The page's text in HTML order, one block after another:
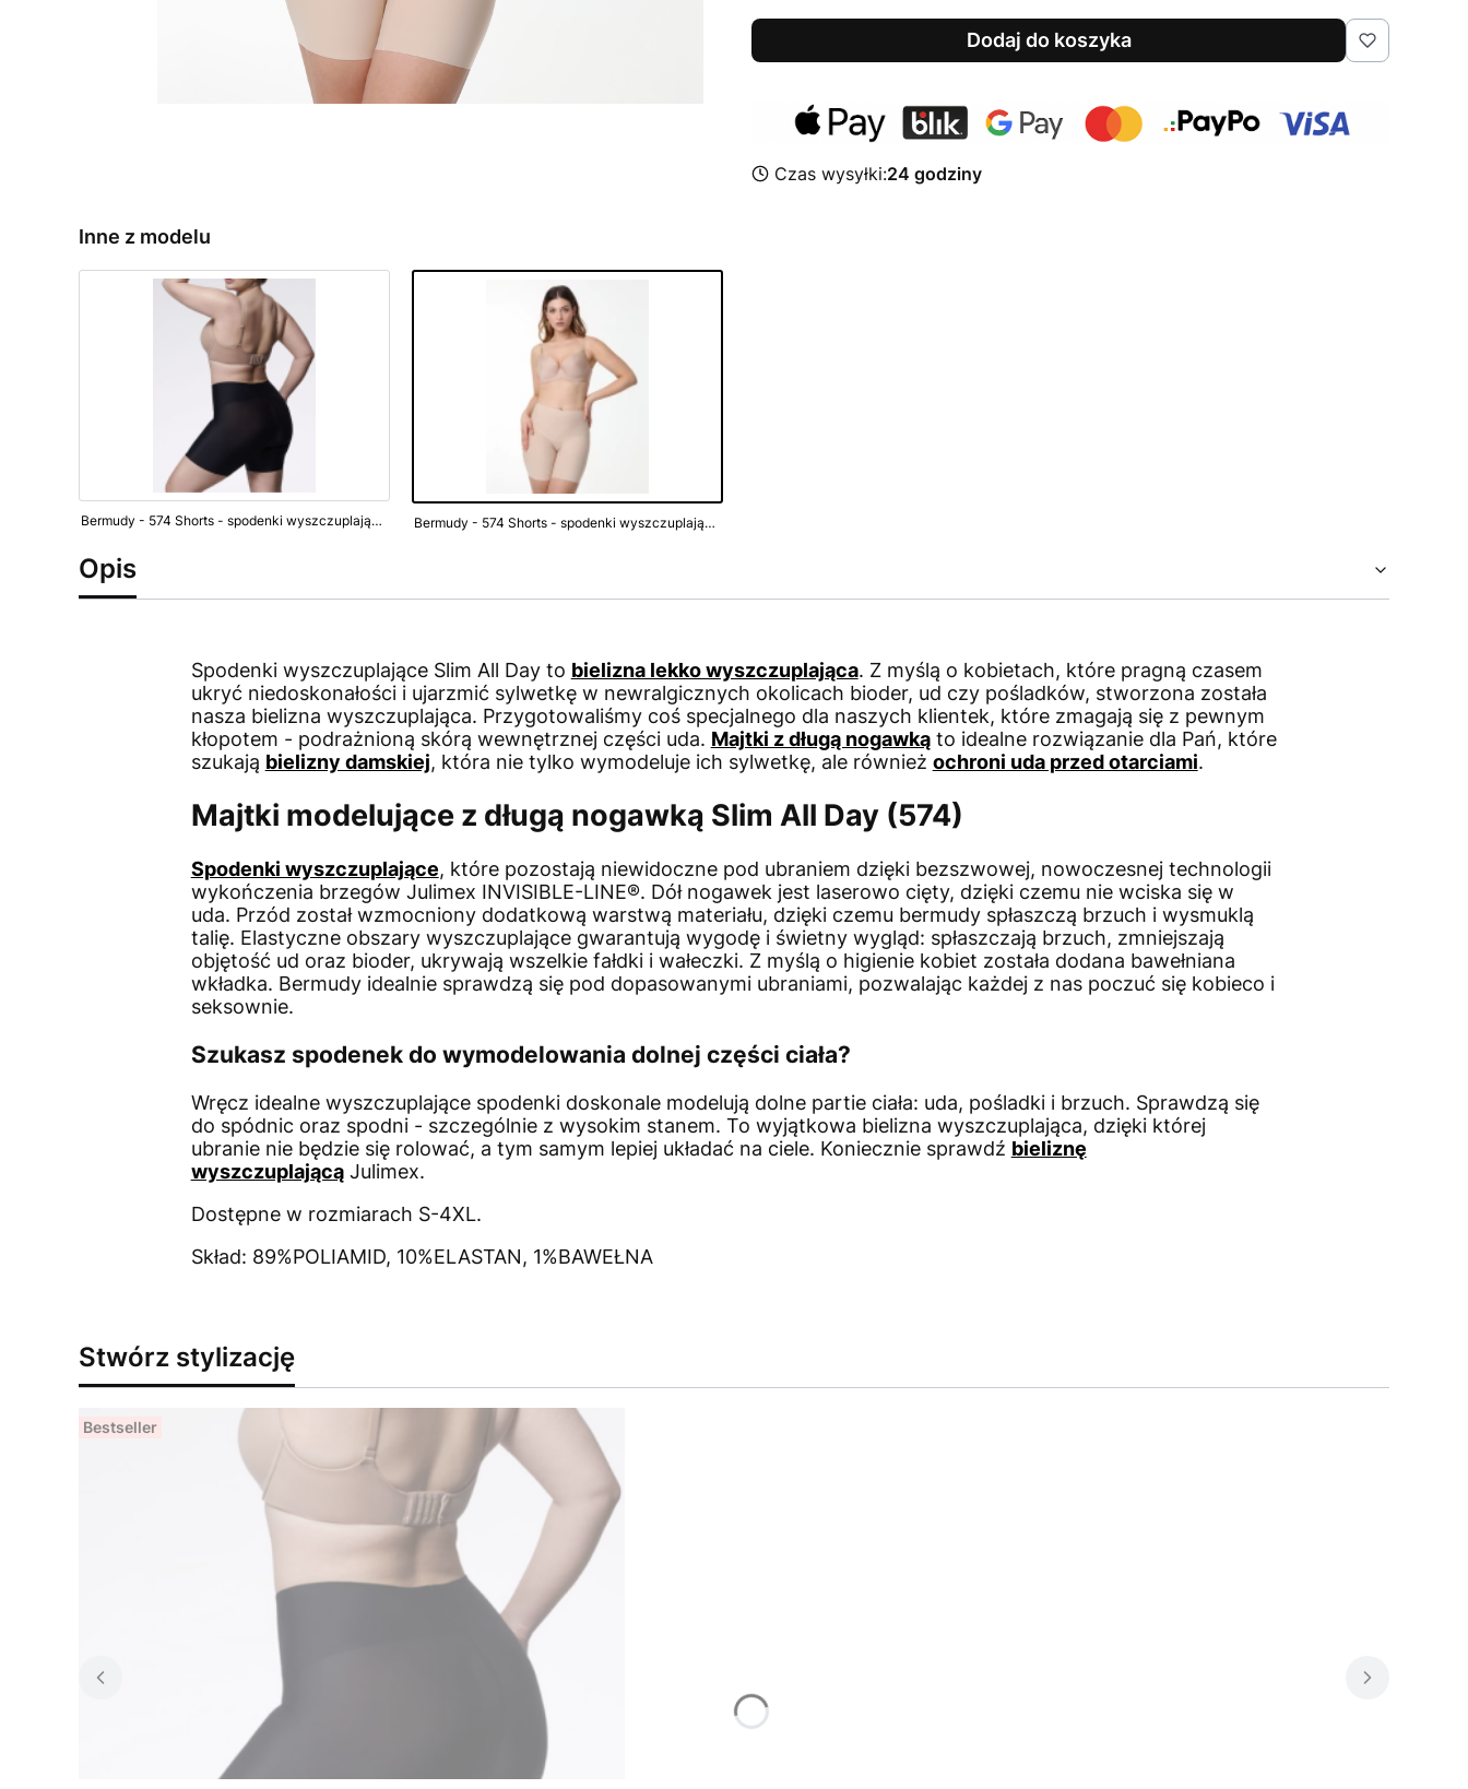
Dodaj do koszyka
Czas wysyłki:24 godziny
Inne z modelu
Bermudy - 574 Shorts - spodenki wyszczuplające - czarne Bermudy - 574 Shorts - spodenki wyszczuplające - naturalne
Opis
Spodenki wyszczuplające Slim All Day to bielizna lekko wyszczuplająca. Z myślą o kobietach, które pragną czasem
ukryć niedoskonałości i ujarzmić sylwetkę w newralgicznych okolicach bioder, ud czy pośladków, stworzona została
nasza bielizna wyszczuplająca. Przygotowaliśmy coś specjalnego dla naszych klientek, które zmagają się z pewnym
kłopotem - podrażnioną skórą wewnętrznej części uda. Majtki z długą nogawkąto idealne rozwiązanie dla Pań, które
szukają bielizny damskiej, która nie tylko wymodeluje ich sylwetkę, ale również ochroni uda przed otarciami.
Majtki modelujące z długą nogawką Slim All Day (574)
Spodenki wyszczuplające, które pozostają niewidoczne pod ubraniem dzięki bezszwowej, nowoczesnej technologii
wykończenia brzegów Julimex INVISIBLE-LINE®. Dół nogawek jest laserowo cięty, dzięki czemu nie wciska się w
uda. Przód został wzmocniony dodatkową warstwą materiału, dzięki czemu bermudy spłaszczą brzuch i wysmuklą
talię. Elastyczne obszary wyszczuplające gwarantują wygodę i świetny wygląd: spłaszczają brzuch, zmniejszają
objętość ud oraz bioder, ukrywają wszelkie fałdki i wałeczki. Z myślą o higienie kobiet została dodana bawełniana
wkładka. Bermudy idealnie sprawdzą się pod dopasowanymi ubraniami, pozwalając każdej z nas poczuć się kobieco i
seksownie.
Szukasz spodenek do wymodelowania dolnej części ciała?
Wręcz idealne wyszczuplające spodenki doskonale modelują dolne partie ciała: uda, pośladki i brzuch. Sprawdzą się
do spódnic oraz spodni - szczególnie z wysokim stanem. To wyjątkowa bielizna wyszczuplająca, dzięki której
ubranie nie będzie się rolować, a tym samym lepiej układać na ciele. Koniecznie sprawdź bieliznę
wyszczuplającąJulimex.
Dostępne w rozmiarach S-4XL.
Skład: 89%POLIAMID, 10%ELASTAN, 1%BAWEŁNA
Stwórz stylizację
Bestseller